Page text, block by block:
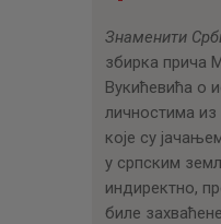
Знаменити
збирка прича
Вукићевића о
личностима
које су
у српским
индиректно,
биле